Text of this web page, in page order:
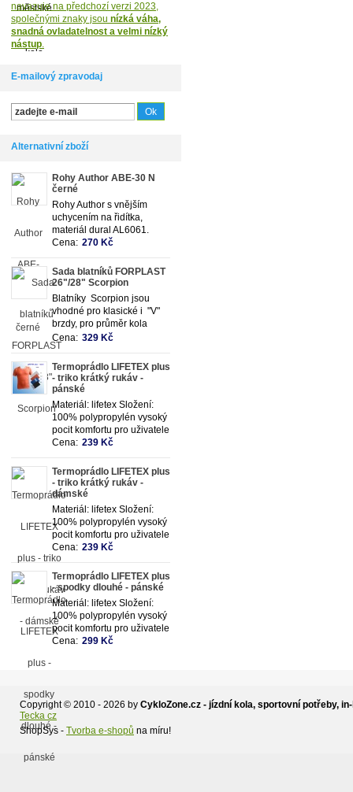
navazuje na předchozí verzi 2023,
společnými znaky jsou nízká váha,
snadná ovladatelnost a velmi nízký
nástup.
E-mailový zpravodaj
Alternativní zboží
Rohy Author ABE-30 N
černé
Rohy Author s vnějším
uchycením na řidítka,
materiál dural AL6061.
Cena: 270 Kč
Sada blatníků FORPLAST
26"/28" Scorpion
Blatníky Scorpion jsou
vhodné pro klasické i "V"
brzdy, pro průměr kola
26"-28", mají nastavitelnou
délku vzpěr, univerzální
úchyt, materiál plast.
Cena: 329 Kč
Termoprádlo LIFETEX plus
- triko krátký rukáv -
pánské
Materiál: lifetex Složení:
100% polypropylén vysoký
pocit komfortu pro uživatele
Cena: 239 Kč
Termoprádlo LIFETEX plus
- triko krátký rukáv -
dámské
Materiál: lifetex Složení:
100% polypropylén vysoký
pocit komfortu pro uživatele
Cena: 239 Kč
Termoprádlo LIFETEX plus
- spodky dlouhé - pánské
Materiál: lifetex Složení:
100% polypropylén vysoký
pocit komfortu pro uživatele
Cena: 299 Kč
Copyright © 2010 - 2026 by CykloZone.cz - jízdní kola, sportovní potřeby,
Tecka cz
ShopSys - Tvorba e-shopů na míru!